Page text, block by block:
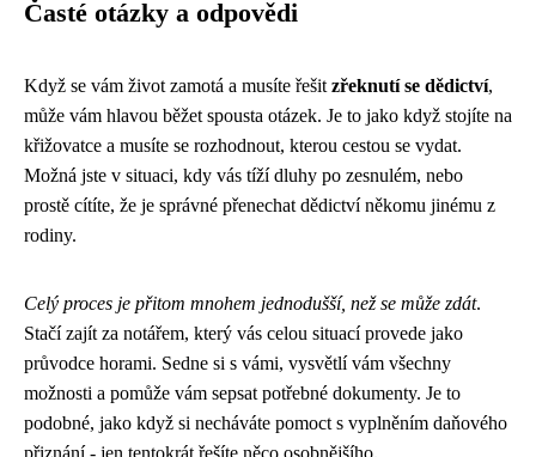
Časté otázky a odpovědi
Když se vám život zamotá a musíte řešit zřeknutí se dědictví,
může vám hlavou běžet spousta otázek. Je to jako když stojíte na
křižovatce a musíte se rozhodnout, kterou cestou se vydat.
Možná jste v situaci, kdy vás tíží dluhy po zesnulém, nebo
prostě cítíte, že je správné přenechat dědictví někomu jinému z
rodiny.
Celý proces je přitom mnohem jednodušší, než se může zdát.
Stačí zajít za notářem, který vás celou situací provede jako
průvodce horami. Sedne si s vámi, vysvětlí vám všechny
možnosti a pomůže vám sepsat potřebné dokumenty. Je to
podobné, jako když si necháváte pomoct s vyplněním daňového
přiznání - jen tentokrát řešíte něco osobnějšího.